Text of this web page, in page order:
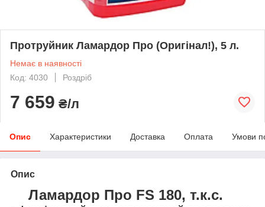
Протруйник Ламардор Про (Оригінал!), 5 л.
Немає в наявності
Код: 4030
Роздріб
7 659 ₴/л
Опис Характеристики Доставка Оплата Умови
Опис
Ламардор Про FS 180, т.к.с.